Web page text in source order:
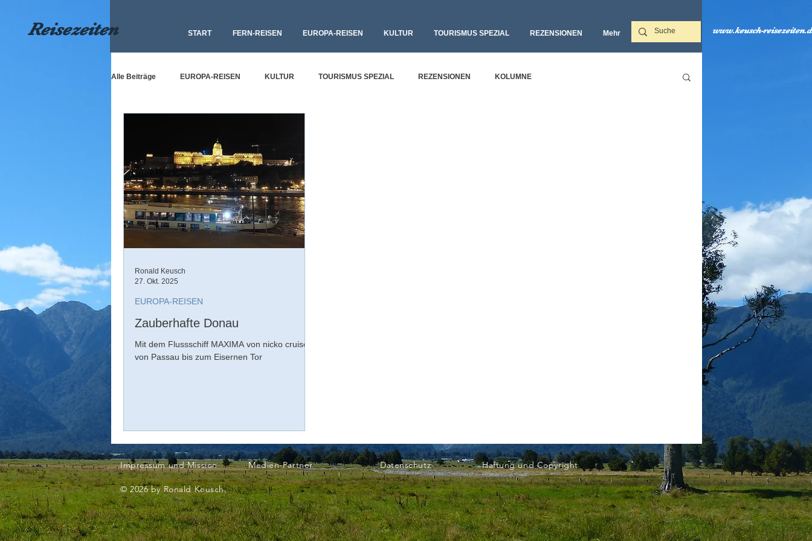
Reisezeiten START FERN-REISEN EUROPA-REISEN KULTUR TOURISMUS SPEZIAL REZENSIONEN Mehr‎ www.keusch-
Alle Beiträge EUROPA-REISEN KULTUR TOURISMUS SPEZIAL REZENSIONEN KOLUMNE
Zauberhafte Donau
Mit dem Flussschiff MAXIMA von nicko cruises
von Passau bis zum Eisernen Tor
EUROPA-REISEN
Ronald Keusch
27. Okt. 2025
Impressum und Mission Medien-Partner Datenschutz Haftung und Copyright
© 2026 by Ronald Keusch.